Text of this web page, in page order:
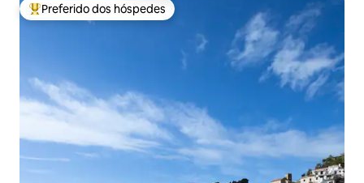
Entre os melhores preferidos dos hóspedes
Preferido dos hóspedes